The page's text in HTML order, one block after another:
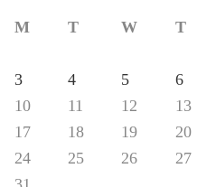
M T W T
3
4 5 6
10
11 12 13
17
18 19 20
24
25 26 27